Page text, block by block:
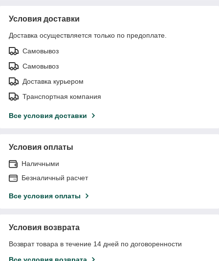
Условия доставки
Доставка осуществляется только по предоплате.
Самовывоз
Самовывоз
Доставка курьером
Транспортная компания
Все условия доставки
Условия оплаты
Наличными
Безналичный расчет
Все условия оплаты
Условия возврата
Возврат товара в течение 14 дней по договоренности
Все условия возврата